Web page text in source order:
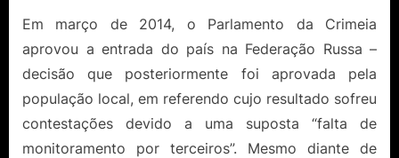
Em março de 2014, o Parlamento da Crimeia
aprovou a entrada do país na Federação Russa –
decisão que posteriormente foi aprovada pela
população local, em referendo cujo resultado sofreu
contestações devido a uma suposta “falta de
monitoramento por terceiros”. Mesmo diante de